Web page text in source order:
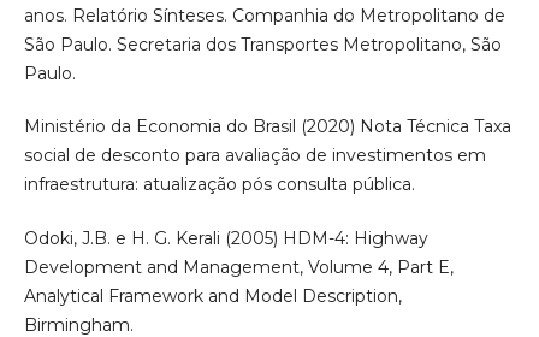
anos. Relatório Sínteses. Companhia do Metropolitano de
São Paulo. Secretaria dos Transportes Metropolitano, São
Paulo.
Ministério da Economia do Brasil (2020) Nota Técnica Taxa
social de desconto para avaliação de investimentos em
infraestrutura: atualização pós consulta pública.
Odoki, J.B. e H. G. Kerali (2005) HDM-4: Highway
Development and Management, Volume 4, Part E,
Analytical Framework and Model Description,
Birmingham.